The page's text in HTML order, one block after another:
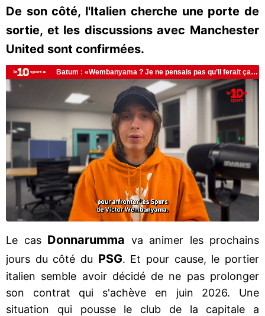
De son côté, l'Italien cherche une porte de
sortie, et les discussions avec Manchester
United sont confirmées.
Le cas Donnarumma va animer les prochains
jours du côté du PSG. Et pour cause, le portier
italien semble avoir décidé de ne pas prolonger
son contrat qui s'achève en juin 2026. Une
situation qui pousse le club de la capitale a